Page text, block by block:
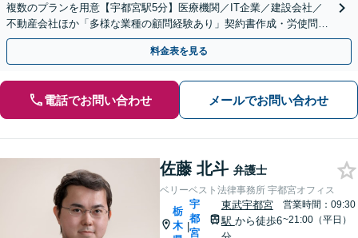
複数のプランを用意【宇都宮駅5分】医療機関／IT企業／建設会社／
不動産会社ほか「多様な業種の顧問経験あり」契約書作成・労使問
題・クレーム対応など幅広く【休日・夜間面談可】
料金表を見る
電話でお問い合わせ メールでお問い合わせ
佐藤 北斗 弁護士
ベリーベスト法律事務所 宇都宮オフィス
栃
木 |
宇
都
宮
東武宇都宮
駅 から徒歩6
営業時間：09:30
~21:00（平日）